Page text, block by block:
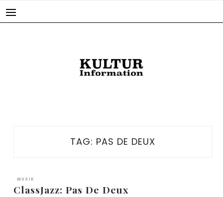
TAG: PAS DE DEUX
MUSIK
ClassJazz: Pas De Deux